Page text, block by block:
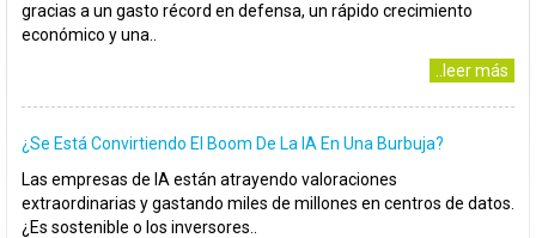
gracias a un gasto récord en defensa, un rápido crecimiento
económico y una..
..leer más
¿Se Está Convirtiendo El Boom De La IA En Una Burbuja?
Las empresas de IA están atrayendo valoraciones
extraordinarias y gastando miles de millones en centros de datos.
¿Es sostenible o los inversores..